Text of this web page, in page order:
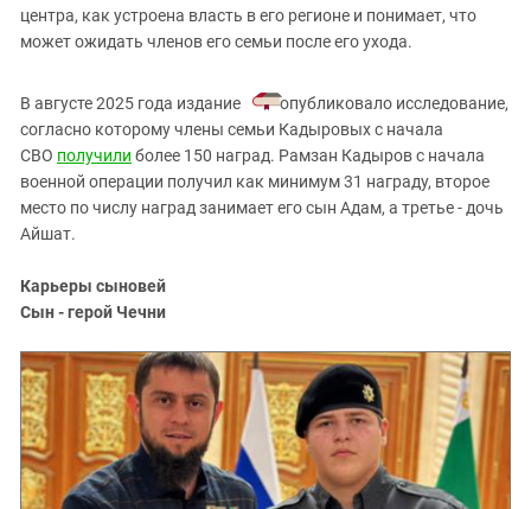
центра, как устроена власть в его регионе и понимает, что
может ожидать членов его семьи после его ухода.
В августе 2025 года издание
опубликовало исследование,
согласно которомучлены семьи Кадыровых с начала
СВО получили более 150 наград. Рамзан Кадыров с начала
военной операции получил как минимум 31 награду, второе
место по числу наград занимает его сын Адам, а третье - дочь
Айшат.
Карьеры сыновей
Сын - герой Чечни